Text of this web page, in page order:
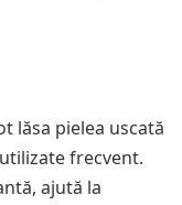
lăsa pielea uscată
frecvent.
ajută la